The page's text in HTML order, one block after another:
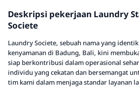
Deskripsi pekerjaan Laundry
Societe
Laundry Societe, sebuah nama yang
kenyamanan di Badung, Bali, kini
siap berkontribusi dalam operasional
individu yang cekatan dan bersemangat
tim kami dalam menjaga standar layanan